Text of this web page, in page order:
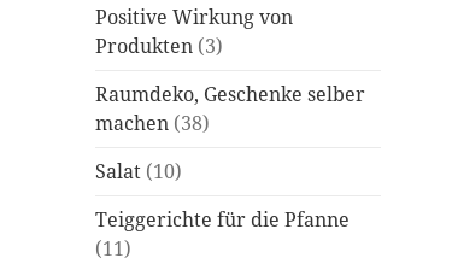
Positive Wirkung von
Produkten (3)
Raumdeko, Geschenke selber
machen (38)
Salat (10)
Teiggerichte für die Pfanne
(11)